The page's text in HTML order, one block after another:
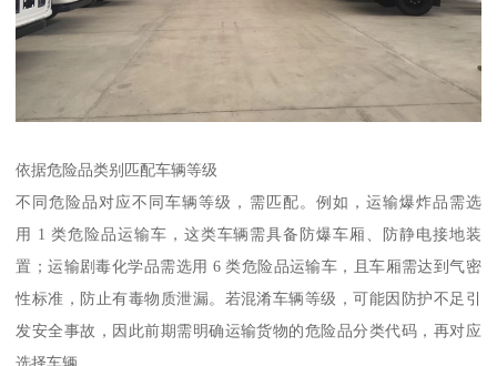
依据危险品类别匹配车辆等级​
不同危险品对应不同车辆等级，需匹配。例如，运输爆炸品需选
用 1 类危险品运输车，这类车辆需具备防爆车厢、防静电接地装
置；运输剧毒化学品需选用 6 类危险品运输车，且车厢需达到气密
性标准，防止有毒物质泄漏。若混淆车辆等级，可能因防护不足引
发安全事故，因此前期需明确运输货物的危险品分类代码，再对应